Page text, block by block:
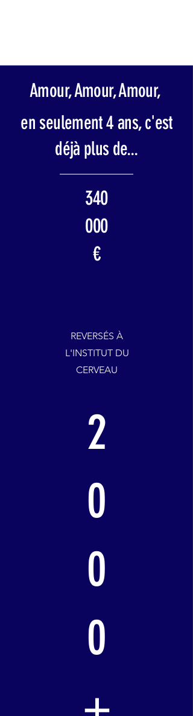
Amour, Amour, Amour,
en seulement 4 ans, c'est
déjà plus de...
340
000
€
REVERSÉS À
L'INSTITUT DU
CERVEAU
2
0
0
0